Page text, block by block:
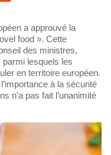
a approuvé la
food ». Cette
des ministres,
lesquels les
en territoire européen.
à la sécurité
n’a pas fait l’unanimité